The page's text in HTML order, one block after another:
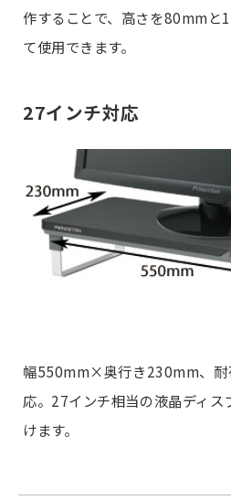
作することで、高さを80mmと
て使用できます。
27インチ対応
幅550mm×奥行き230mm、耐
応。27インチ相当の液晶ディス
けます。